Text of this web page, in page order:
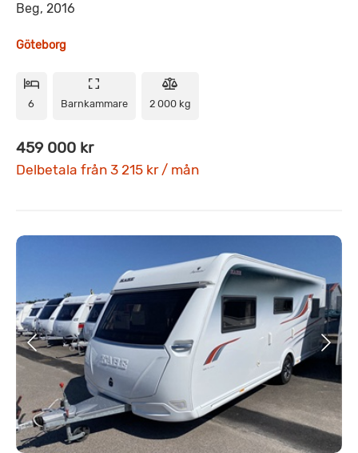
Beg, 2016
Göteborg
6 Barnkammare 2 000 kg
459 000 kr
Delbetala från 3 215 kr / mån